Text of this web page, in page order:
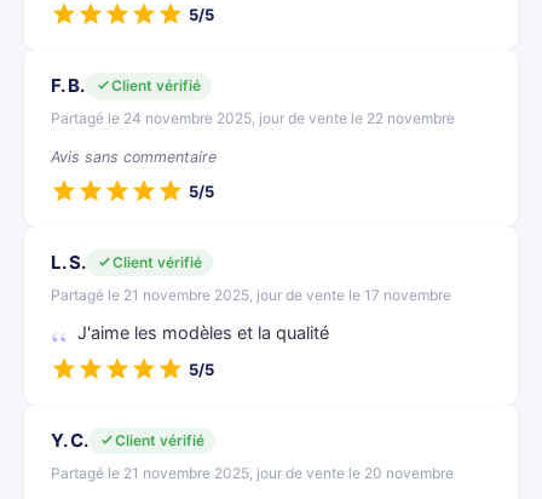
5/5
F. B.
Client vérifié
Partagé le 24 novembre 2025, jour de vente le 22 novembre
Avis sans commentaire
5/5
L. S.
Client vérifié
Partagé le 21 novembre 2025, jour de vente le 17 novembre
J'aime les modèles et la qualité
5/5
Y. C.
Client vérifié
Partagé le 21 novembre 2025, jour de vente le 20 novembre